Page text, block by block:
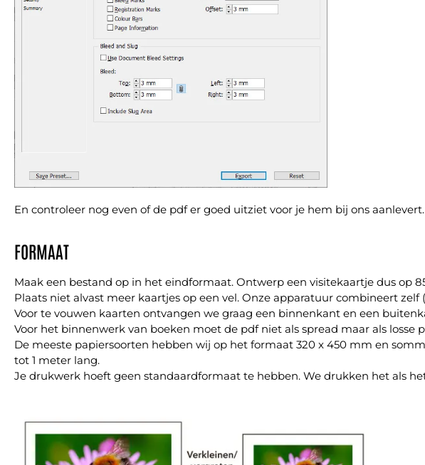
En controleer nog even of de pdf er goed uitziet voor je hem bij ons aanlevert.
FORMAAT
Maak een bestand op in het eindformaat. Ontwerp een visitekaartje dus op
Plaats niet alvast meer kaartjes op een vel. Onze apparatuur combineert
Voor te vouwen kaarten ontvangen we graag een binnenkant en een
Voor het binnenwerk van boeken moet de pdf niet als spread maar als losse
De meeste papiersoorten hebben wij op het formaat 320 x 450 mm en
tot 1 meter lang.
Je drukwerk hoeft geen standaardformaat te hebben. We drukken het als